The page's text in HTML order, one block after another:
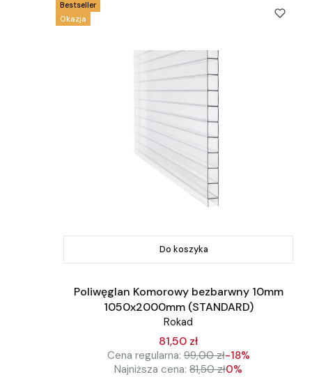
Okazja
Bestseller
Do koszyka
Poliwęglan Komorowy bezbarwny 10mm
1050x2000mm (STANDARD)
Rokad
81,50 zł
Cena regularna: 99,00 zł-18%
Najniższa cena: 81,50 zł0%